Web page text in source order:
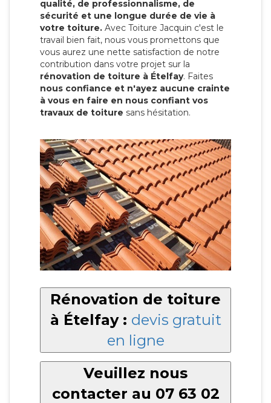
qualité, de professionnalisme, de
sécurité et une longue durée de vie à
votre toiture. Avec Toiture Jacquin c'est le
travail bien fait, nous vous promettons que
vous aurez une nette satisfaction de notre
contribution dans votre projet sur la
rénovation de toiture à Ételfay. Faites
nous confiance et n'ayez aucune crainte
à vous en faire en nous confiant vos
travaux de toiture sans hésitation.
Rénovation de toiture
à Ételfay : devis gratuit
en ligne
Veuillez nous
contacter au 07 63 02